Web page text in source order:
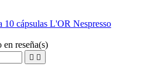
cápsulas L'OR Nespresso
en reseña(s)
 